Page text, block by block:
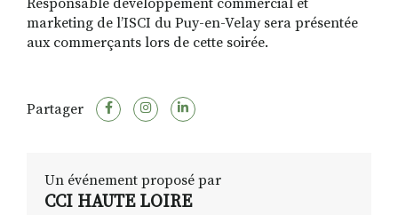
Responsable développement commercial et
marketing de l’ISCI du Puy-en-Velay sera présentée
aux commerçants lors de cette soirée.
Partager
Un événement proposé par
CCI HAUTE LOIRE